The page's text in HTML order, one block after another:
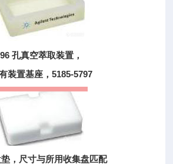
96 孔真空萃取装置，
装置基座，5185-5797
，尺寸与所用收集盘匹配